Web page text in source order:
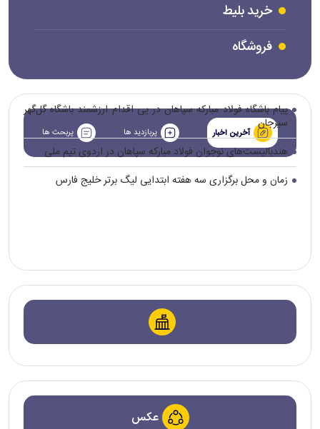
خرید بلیط
فروشگاه
آخرین اخبار پربازدید ها پربحث ها
پیام باشگاه فولاد مبارکه سپاهان در پی اقدام ارزشمند باشگاه گل‌گهر
سیرجان
هندبالیست‌های نوجوان فولاد مبارکه سپاهان در اردوی تیم ملی
زمان و محل برگزاری سه هفته ابتدایی لیگ برتر خلیج فارس
عکس